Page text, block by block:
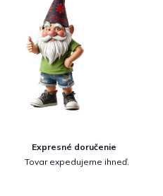
Expresné doručenie
Tovar expedujeme ihneď.